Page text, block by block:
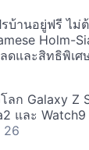
บ้านอยู่ฟรี ไม่
Holm-
ดและสิทธิพิเศ
ก Galaxy Z
และ
26